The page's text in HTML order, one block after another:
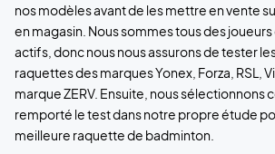
nos modèles avant de les mettre en vente
en magasin. Nous sommes tous des
actifs, donc nous nous assurons de tester
raquettes des marques Yonex, Forza, RSL,
marque ZERV. Ensuite, nous sélectionnons
remporté le test dans notre propre étude
meilleure raquette de badminton.